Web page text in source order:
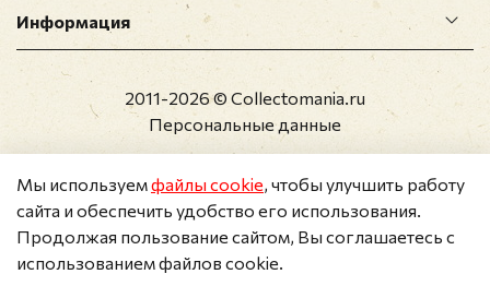
Информация
2011-2026 © Collectomania.ru
Персональные данные
Мы используемфайлы cookie, чтобы улучшить работу
сайта и обеспечить удобство его использования.
Продолжая пользование сайтом, Вы соглашаетесь с
использованием файлов cookie.